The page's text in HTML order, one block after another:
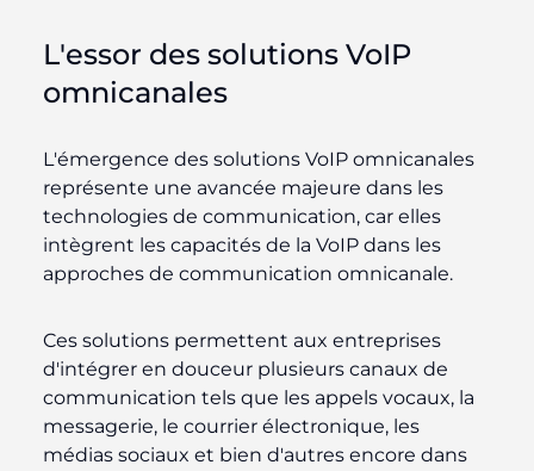
L'essor des solutions VoIP
omnicanales
L'émergence des solutions VoIP omnicanales
représente une avancée majeure dans les
technologies de communication, car elles
intègrent les capacités de la VoIP dans les
approches de communication omnicanale.
Ces solutions permettent aux entreprises
d'intégrer en douceur plusieurs canaux de
communication tels que les appels vocaux, la
messagerie, le courrier électronique, les
médias sociaux et bien d'autres encore dans